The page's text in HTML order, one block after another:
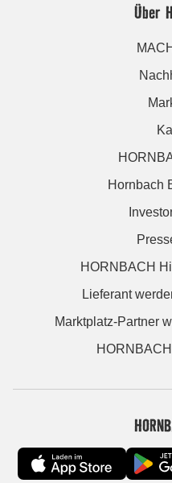
Über
Hornbach
HORNBACH
Lieferant
Marktplatz-Partner